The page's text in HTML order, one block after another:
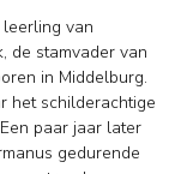
van
de stamvader van
in Middelburg.
het schilderachtige
paar jaar later
gedurende